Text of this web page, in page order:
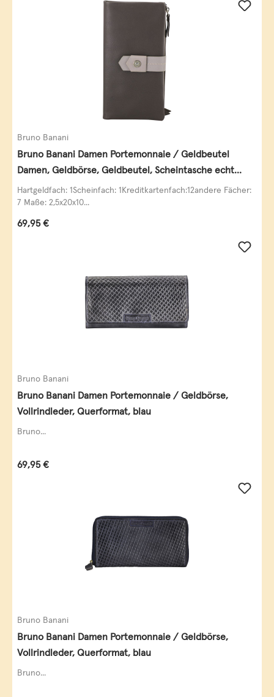
Bruno Banani
Bruno Banani Damen Portemonnaie / Geldbeutel
Damen, Geldbörse, Geldbeutel, Scheintasche echt
Leder
Hartgeldfach: 1Scheinfach: 1Kreditkartenfach:12andere Fächer:
7 Maße: 2,5x20x10...
Regulärer Preis:
69,95 €
Bruno Banani
Bruno Banani Damen Portemonnaie / Geldbörse,
Vollrindleder, Querformat, blau
Bruno...
Regulärer Preis:
69,95 €
Bruno Banani
Bruno Banani Damen Portemonnaie / Geldbörse,
Vollrindleder, Querformat, blau
Bruno...